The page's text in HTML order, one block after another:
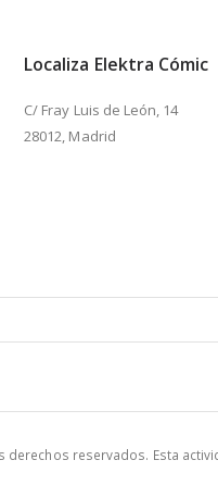
Localiza Elektra Cómic
C/ Fray Luis de León, 14
28012, Madrid
derechos reservados. Esta